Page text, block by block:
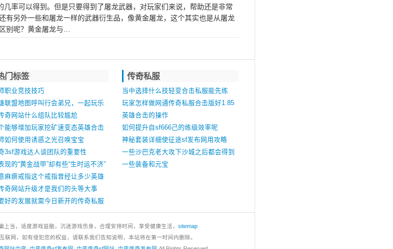
几率可以得到。但是只要得到了屠龙武器，对玩家们来说，帮助还是非常
有另外一些和屠龙一样的武器衍生品，像黄金屠龙，这个其实也是从屠龙
别呢？黄金屠龙与…
门标签
职业竞技技巧
联盟地图呼叫行会弟兄，一起玩乐
奇网站什么组队比较尴尬
能够增加玩家挖矿速变态英雄合击
度的装备
如何使用诱惑之光召唤宝宝
3sf游戏达人谈团队的重要性
现的“黄金战甲”却有些“生时运不济”
麻痹戒指这个戒指曾经让多少英雄
弯腰低头
奇网站升级才是我们的头等大事
好的发展就需今日新开的传奇私服
入强大的行会
传奇私服
当中选择什么技轻变合击私服能先练
玩家怎样做网通传奇私服合击版好1.85
英雄合击的操作
如何提升自sf666己的练级效率呢
神秘套装详细使征途sf发布网用攻略
一些沙巴克老大攻下沙城之后都会得到
一些装备和元宝
当，适度游戏益脑，沉迷游戏伤身，合理安排时间，享受健康生活， sitemap
联网，如有侵犯您的权益，请联系我们告知说明，本站将在第一时间内删除。